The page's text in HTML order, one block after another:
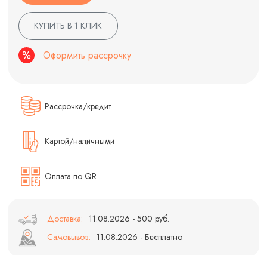
КУПИТЬ В 1 КЛИК
Оформить рассрочку
Рассрочка/кредит
Картой/наличными
Оплата по QR
Доставка: 11.08.2026 - 500 руб.
Самовывоз: 11.08.2026 - Бесплатно